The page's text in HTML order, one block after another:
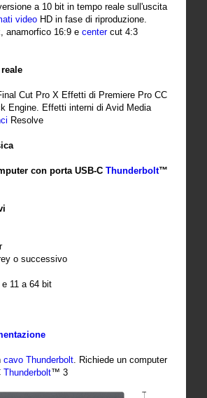
a 10 bit in tempo reale sull'uscita
video HD in fase di riproduzione.
anamorfico 16:9 e centercut 4:3
Cut Pro X Effetti di Premiere Pro CC
Engine. Effetti interni di Avid Media
Resolve
con porta USB-C Thunderbolt™
o successivo
11 a 64 bit
cavo Thunderbolt . Richiede un computer
Thunderbolt™ 3